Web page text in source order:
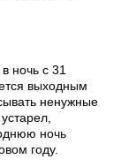
ночь с 31
выходным
ненужные
ночь
году.